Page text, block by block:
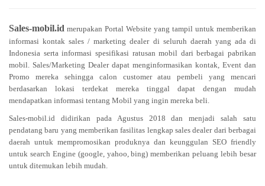
Sales-mobil.id merupakan Portal Website yang tampil untuk memberikan
informasi kontak sales / marketing dealer di seluruh daerah yang ada di
Indonesia serta informasi spesifikasi ratusan mobil dari berbagai pabrikan
mobil. Sales/Marketing Dealer dapat menginformasikan kontak, Event dan
Promo mereka sehingga calon customer atau pembeli yang mencari
berdasarkan lokasi terdekat mereka tinggal dapat dengan mudah
mendapatkan informasi tentang Mobil yang ingin mereka beli.
Sales-mobil.id didirikan pada Agustus 2018 dan menjadi salah satu
pendatang baru yang memberikan fasilitas lengkap sales dealer dari berbagai
daerah untuk mempromosikan produknya dan keunggulan SEO friendly
untuk search Engine (google, yahoo, bing) memberikan peluang lebih besar
untuk ditemukan lebih mudah.